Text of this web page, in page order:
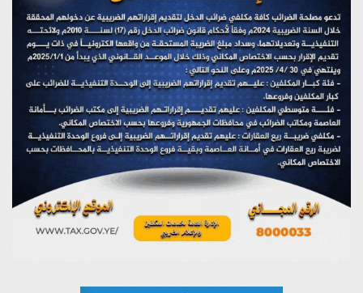
تستمعون لبرنامج (هندسة الوهم)
يوليو 28, 2026
مؤتمر صحفي لمركز عين الإنسانية حول جرائم تحالف العدوان
على اليمن
يوليو 27, 2026
تستمعون لبرنامج (مع السيد القائد)
يوليو 26, 2026